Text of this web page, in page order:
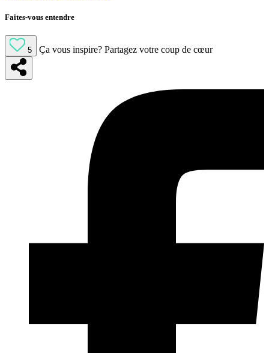
Faites-vous entendre
5 Ça vous inspire? Partagez votre coup de cœur